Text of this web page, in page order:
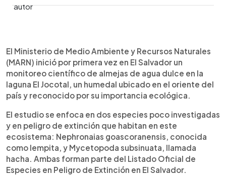
► Escuchar artículo
El Ministerio de Medio Ambiente y Recursos
Naturales (MARN) inició por primera vez en El
Salvador un monitoreo científico de almejas de
agua dulce en la laguna El Jocotal. El estudio se
enfoca en dos especies poco investigadas y en
peligro de extinción: Nephronaias goascoranensis
(lempita) y Mycetopoda subsinuata (hacha). Los
investigadores extraen, miden y marcan cada
ejemplar para analizar su crecimiento, longevidad
y comportamiento poblacional. También se
realizan análisis de la calidad del agua, que
presenta niveles adecuados de oxígeno. Este
trabajo dará paso al Programa Nacional de
El Ministerio de Medio Ambiente y Recursos Naturales
(MARN) inició por primera vez en El Salvador un
monitoreo científico de almejas de agua dulce en la
laguna El Jocotal, un humedal ubicado en el oriente del
país y reconocido por su importancia ecológica.
El estudio se enfoca en dos especies poco investigadas
y en peligro de extinción que habitan en este
ecosistema: Nephronaias goascoranensis, conocida
como lempita, y Mycetopoda subsinuata, llamada
hacha. Ambas forman parte del Listado Oficial de
Especies en Peligro de Extinción en El Salvador.